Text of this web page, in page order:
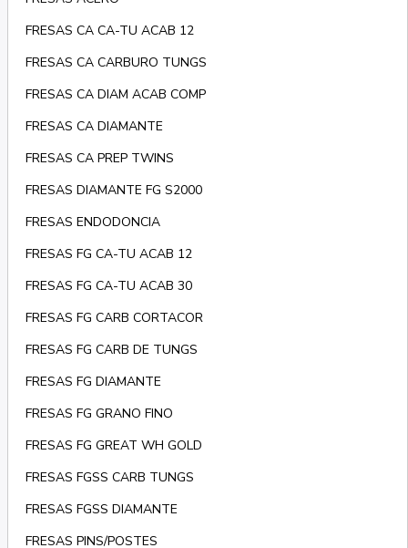
FRESAS CA CA-TU ACAB 12
FRESAS CA CARBURO TUNGS
FRESAS CA DIAM ACAB COMP
FRESAS CA DIAMANTE
FRESAS CA PREP TWINS
FRESAS DIAMANTE FG S2000
FRESAS ENDODONCIA
FRESAS FG CA-TU ACAB 12
FRESAS FG CA-TU ACAB 30
FRESAS FG CARB CORTACOR
FRESAS FG CARB DE TUNGS
FRESAS FG DIAMANTE
FRESAS FG GRANO FINO
FRESAS FG GREAT WH GOLD
FRESAS FGSS CARB TUNGS
FRESAS FGSS DIAMANTE
FRESAS PINS/POSTES